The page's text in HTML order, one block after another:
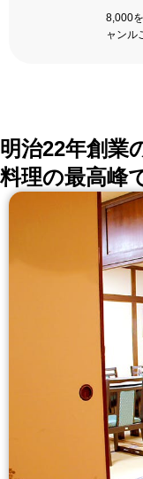
8,000
ャンル
明治22年創業
料理の最高峰